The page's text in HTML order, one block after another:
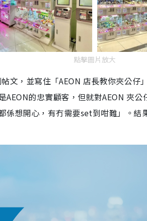
點擊圖片放大
文，並寫住「AEON 店長教你夾公仔
AEON的忠實顧客，但就對AEON 夾
係想開心，有冇需要set到咁難」。